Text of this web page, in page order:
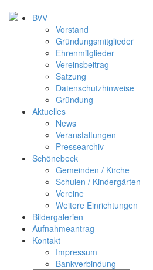
BVV
Vorstand
Gründungsmitglieder
Ehrenmitglieder
Vereinsbeitrag
Satzung
Datenschutzhinweise
Gründung
Aktuelles
News
Veranstaltungen
Pressearchiv
Schönebeck
Gemeinden / Kirche
Schulen / Kindergärten
Vereine
Weitere Einrichtungen
Bildergalerien
Aufnahmeantrag
Kontakt
Impressum
Bankverbindung